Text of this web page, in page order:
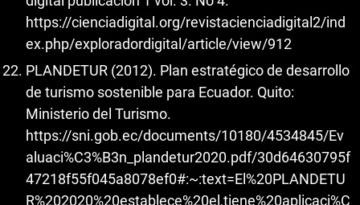
https://cienciadigital.org/revistacienciadigital2/ind
ex.php/exploradordigital/article/view/912
PLANDETUR (2012). Plan estratégico de desarrollo
de turismo sostenible para Ecuador. Quito:
Ministerio del Turismo.
https://sni.gob.ec/documents/10180/4534845/Ev
aluaci%C3%B3n_plandetur2020.pdf/30d64630795f
47218f55f045a8078ef0#:~:text=El%20PLANDETU
R%202020%20establece%20el,tiene%20aplicaci%C